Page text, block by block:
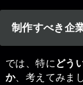
制作すべき企
では、特に どう
か、考えてみま